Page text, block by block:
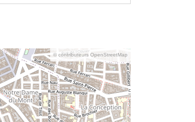
© contributeurs OpenStreetMap